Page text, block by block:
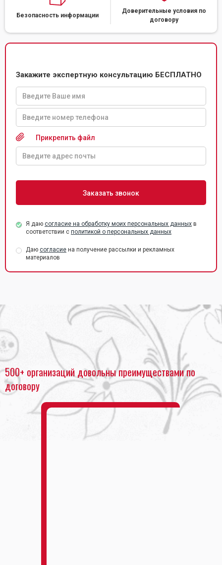
Безопасность информации
Доверительные условия по
договору
Закажите экспертную консультацию БЕСПЛАТНО
Прикрепить файл
Я даю согласие на обработку моих персональных данных в
соответствии с политикой о персональных данных
Даю согласие на получение рассылки и рекламных
материалов
Главная Офсетная печать в Москве
Офсетная печать А0
500+ организаций довольны преимуществами по
договору